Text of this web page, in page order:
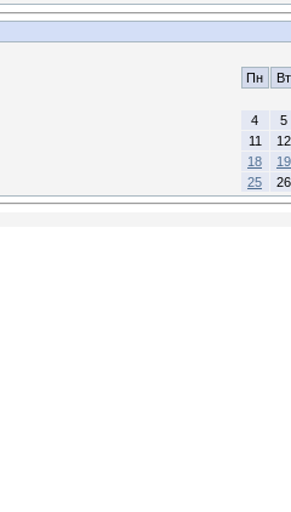
Пн Вт
4
5
11
12
18
19
25
26